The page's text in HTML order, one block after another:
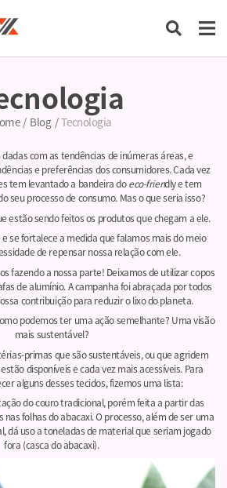
/ Blog / Tecnologia
com as tendências de inúmeras áreas, e
e preferências dos consumidores. Cada vez
tem levantado a bandeira doeco-friendly e tem
seu processo de consumo. Mas o que seria isso?
estão sendo feitos os produtos que chegam a ele.
e se fortalece a medida que falamos mais do meio
de repensar nossa relação com ele.
fazendo a nossa parte! Deixamos de utilizar copos
de alumínio. A campanha foi abraçada por todos
contribuição para reduzir o lixo do planeta.
podemos ter uma ação semelhante? Uma visão
mais sustentável?
primas que são sustentáveis, ou que agridem
disponíveis e cada vez mais acessíveis. Para
alguns desses tecidos, fizemos uma lista:
do couro tradicional, porém feita a partir das
folhas do abacaxi. O processo, além de ser uma
dá uso a toneladas de material que seriam jogado
fora (casca do abacaxi).